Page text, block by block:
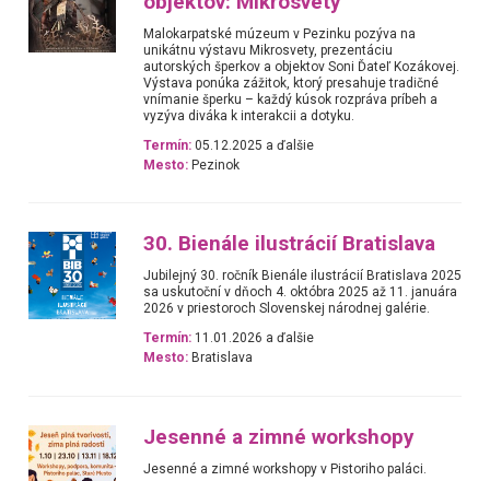
Malokarpatské múzeum v Pezinku pozýva na
unikátnu výstavu Mikrosvety, prezentáciu
autorských šperkov a objektov Soni Ďateľ Kozákovej.
Výstava ponúka zážitok, ktorý presahuje tradičné
vnímanie šperku – každý kúsok rozpráva príbeh a
vyzýva diváka k interakcii a dotyku.
Termín: 05.12.2025 a ďalšie
Mesto: Pezinok
30. Bienále ilustrácií Bratislava
Jubilejný 30. ročník Bienále ilustrácií Bratislava 2025
sa uskutoční v dňoch 4. októbra 2025 až 11. januára
2026 v priestoroch Slovenskej národnej galérie.
Termín: 11.01.2026 a ďalšie
Mesto: Bratislava
Jesenné a zimné workshopy
Jesenné a zimné workshopy v Pistoriho paláci.